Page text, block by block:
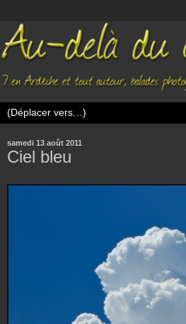
samedi 13 août 2011
Ciel bleu